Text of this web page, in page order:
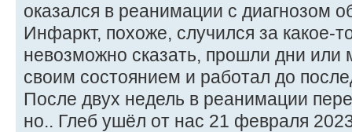
оказался в реанимации с диагнозом
Инфаркт, похоже, случился за какое-
невозможно сказать, прошли дни или
своим состоянием и работал до
После двух недель в реанимации
но.. Глеб ушёл от нас 21 февраля